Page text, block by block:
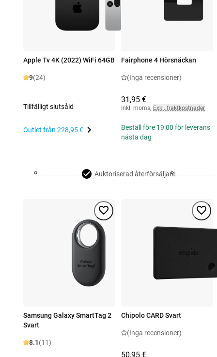
Apple Tv 4K (2022) WiFi 64GB
9(24)
Tillfälligt slutsåld
Outlet från 228,95 €
Fairphone 4 Hörsnäckan
(Inga recensioner)
31,95 €
Inkl. moms, Exkl. fraktkostnader
Beställ före 19:00 för leverans
nästa dag
Auktoriserad återförsäljare
Samsung Galaxy SmartTag 2
Svart
8.1(11)
Chipolo CARD Svart
(Inga recensioner)
50,95 €